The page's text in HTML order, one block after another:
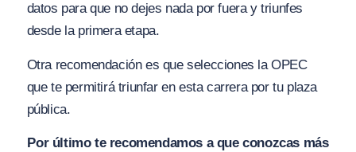
datos para que no dejes nada por fuera y triunfes
desde la primera etapa.
Otra recomendación es que selecciones la OPEC
que te permitirá triunfar en esta carrera por tu plaza
pública.
Por último te recomendamos a que conozcas más